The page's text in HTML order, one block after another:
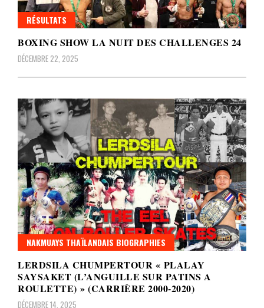
RÉSULTATS
BOXING SHOW LA NUIT DES CHALLENGES 24
DÉCEMBRE 22, 2025
NAKMUAYS THAÏLANDAIS BIOGRAPHIES
LERDSILA CHUMPERTOUR « PLALAY
SAYSAKET (L’ANGUILLE SUR PATINS A
ROULETTE) » (CARRIÈRE 2000-2020)
DÉCEMBRE 14, 2025